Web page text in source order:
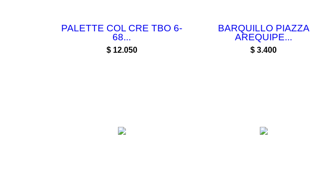
PALETTE COL CRE TBO 6-
68...
Precio
$ 12.050
BARQUILLO PIAZZA
AREQUIPE...
Precio
$ 3.400